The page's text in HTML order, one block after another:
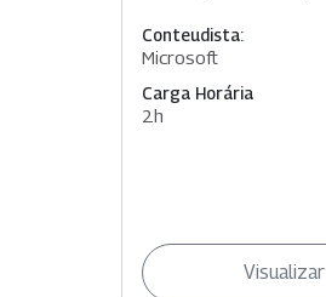
Conteudista:
Microsoft
Carga Horária
2h
Visualizar